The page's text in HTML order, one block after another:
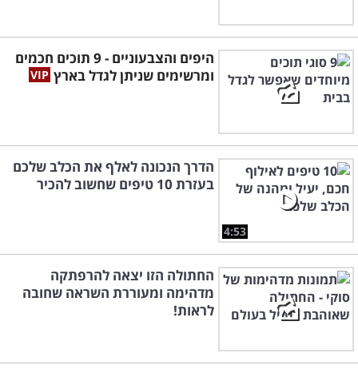
היפים והצבעוניים - 9 תוכים חכמים
ומרשימים שניתן לגדל בארץ
4:53
הדרך הנכונה לאלף את הכלב שלכם
בעזרת 10 טיפים שחשוב להכיר
החתולה הזו יצאה להרפתקה
מדהימה ומעוררת השראה שחובה
לראות!